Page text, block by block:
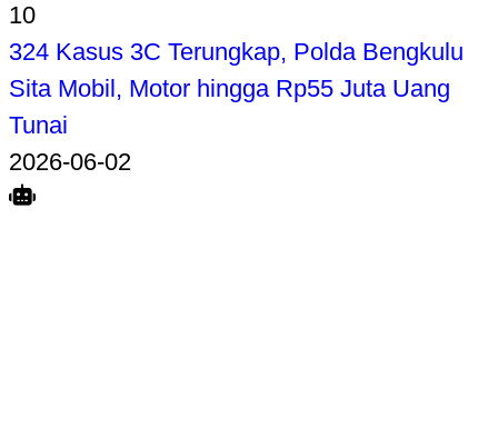
10
324 Kasus 3C Terungkap, Polda Bengkulu
Sita Mobil, Motor hingga Rp55 Juta Uang
Tunai
2026-06-02